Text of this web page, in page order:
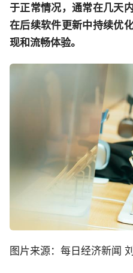
于正常情况，通常在几天
在后续软件更新中持续优
现和流畅体验。
图片来源：每日经济新闻